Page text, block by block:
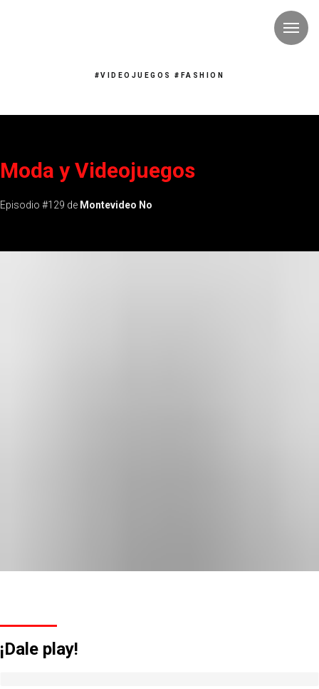
#VIDEOJUEGOS #FASHION
Moda y Videojuegos
Episodio #129 de Montevideo No
¡Dale play!